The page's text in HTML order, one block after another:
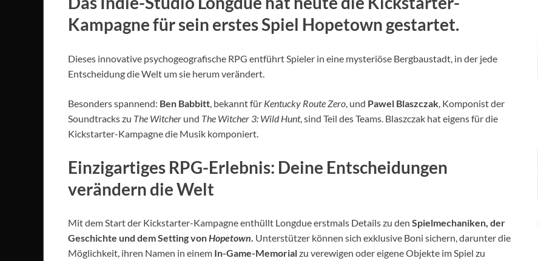
Kampagne für sein erstes Spiel Hopetown gestartet.
Dieses innovative psychogeografische RPG entführt Spieler in eine mysteriöse Bergbaustadt, in der jede
Entscheidung die Welt um sie herum verändert.
Besonders spannend: Ben Babbitt , bekannt für Kentucky Route Zero , und Pawel Blaszczak , Komponist der
Soundtracks zu The Witcher und The Witcher 3: Wild Hunt, sind Teil des Teams. Blaszczak hat eigens für die
Kickstarter-Kampagne die Musik komponiert.
Einzigartiges RPG-Erlebnis: Deine Entscheidungen
verändern die Welt
Mit dem Start der Kickstarter-Kampagne enthüllt Longdue erstmals Details zu den Spielmechaniken, der
Geschichte und dem Setting vonHopetown. Unterstützer können sich exklusive Boni sichern, darunter die
Möglichkeit, ihren Namen in einem In-Game-Memorialzu verewigen oder eigene Objekte im Spiel zu